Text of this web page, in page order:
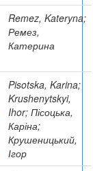
Remez, Kateryna;
Ремез,
Катерина
Pisotska, Karina;
Krushenytskyi,
Ihor; Пісоцька,
Каріна;
Крушеницький,
Ігор